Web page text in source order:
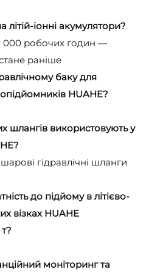
літій-іонні акумулятори?
000 робочих годин —
раніше
баку для
HUAHE?
шлангів використовують у
гідравлічні шланги
до підйому в літієво-
візках HUAHE
моніторинг та